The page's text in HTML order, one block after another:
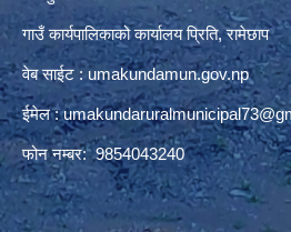
गाउँ कार्यपालिकाको कार्यालय प्रिति, रामेछाप
वेब साईट : umakundamun.gov.np
ईमेल :
फोन नम्बर: 9854043240